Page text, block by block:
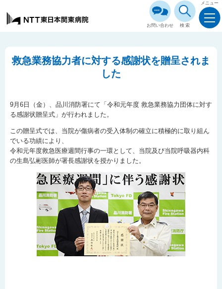
お問い合わせ 検索
メニュー
救急業務協力者に対する感謝状を贈呈されま
した
9月6日（金）、品川消防署にて「令和元年度 救急業務協力団体に対す
る感謝状贈呈式」が行われました。
この贈呈式では、当院が傷病者の受入体制の確立に積極的に取り組ん
でいる功績により、
令和元年度救急医療週間行事の一環として、当院及び当院呼吸器内科
の生島弘彬医師が署長感謝状を授かりました。